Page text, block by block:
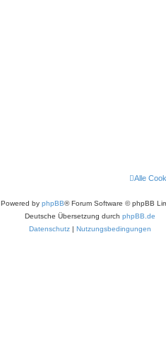
Alle
Powered by phpBB® Forum Software © phpBB
Deutsche Übersetzung durch phpBB.de
Datenschutz | Nutzungsbedingungen